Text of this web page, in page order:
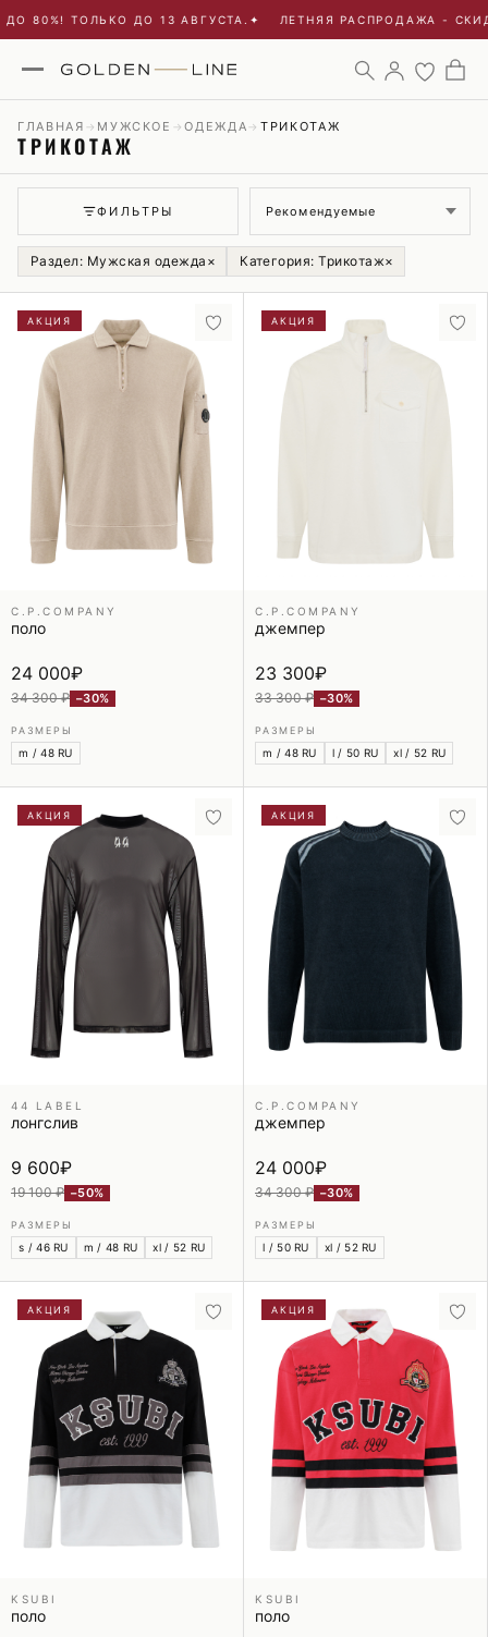
ТОЛЬКО ДО 13 АВГУСТА.✦ ЛЕТНЯЯ РАСПРОДАЖА - СКИДКИ
ГЛАВНАЯ → МУЖСКОЕ →ОДЕЖДА → ТРИКОТАЖ
ТРИКОТАЖ
ФИЛЬТРЫ
Раздел: Мужская одежда × Категория: Трикотаж×
АКЦИЯ
C.P.COMPANY
поло
24 000₽
34 300 ₽ −30%
РАЗМЕРЫ
m / 48 RU
АКЦИЯ
C.P.COMPANY
джемпер
23 300₽
33 300 ₽ −30%
РАЗМЕРЫ
m / 48 RU l / 50 RU xl / 52 RU
АКЦИЯ
44 LABEL
лонгслив
9 600₽
19 100 ₽ −50%
РАЗМЕРЫ
s / 46 RU m / 48 RU xl / 52 RU
АКЦИЯ
C.P.COMPANY
джемпер
24 000₽
34 300 ₽ −30%
РАЗМЕРЫ
l / 50 RU xl / 52 RU
АКЦИЯ
KSUBI
поло
АКЦИЯ
KSUBI
поло